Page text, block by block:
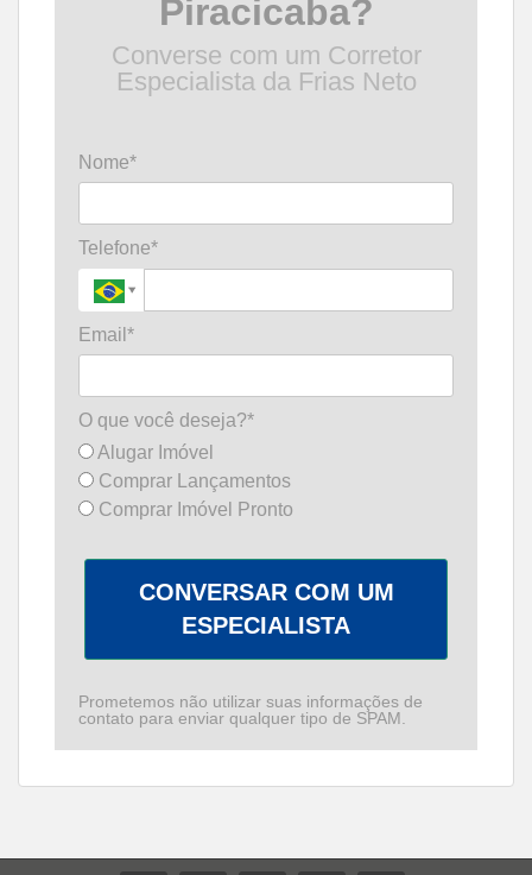
Piracicaba?
Converse com um Corretor
Especialista da Frias Neto
Nome*
Telefone*
Email*
O que você deseja?*
Alugar Imóvel
Comprar Lançamentos
Comprar Imóvel Pronto
CONVERSAR COM UM
ESPECIALISTA
Prometemos não utilizar suas informações de
contato para enviar qualquer tipo de SPAM.